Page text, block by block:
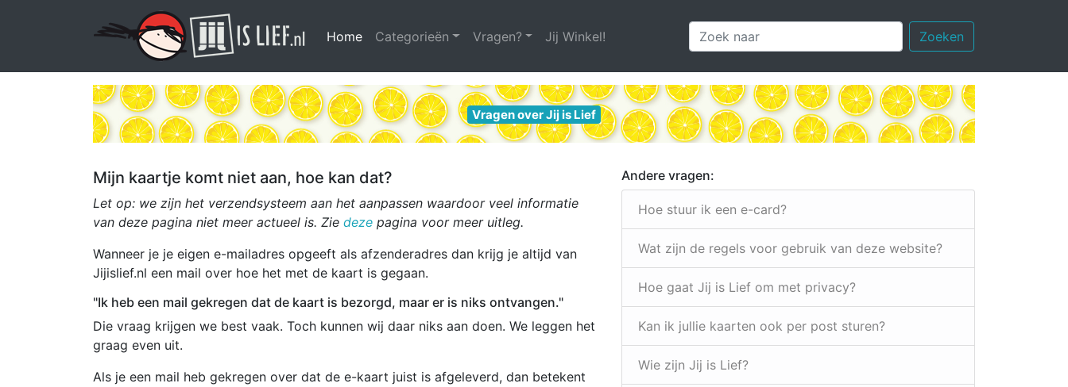
Home (huidige)
Categorieën Vragen? Jij Winkel! Zoeken
Vragen over Jij is Lief
Mijn kaartje komt niet aan, hoe kan dat?
Let op: we zijn het verzendsysteem aan het aanpassen waardoor veel informatie
van deze pagina niet meer actueel is. Zie deze pagina voor meer uitleg.
Wanneer je je eigen e-mailadres opgeeft als afzenderadres dan krijg je altijd van
Jijislief.nl een mail over hoe het met de kaart is gegaan.
"Ik heb een mail gekregen dat de kaart is bezorgd, maar er is niks ontvangen."
Die vraag krijgen we best vaak. Toch kunnen wij daar niks aan doen. We leggen het
graag even uit.
Als je een mail heb gekregen over dat de e-kaart juist is afgeleverd, dan betekent
Andere vragen:
Hoe stuur ik een e-card?
Wat zijn de regels voor gebruik van deze website?
Hoe gaat Jij is Lief om met privacy?
Kan ik jullie kaarten ook per post sturen?
Wie zijn Jij is Lief?